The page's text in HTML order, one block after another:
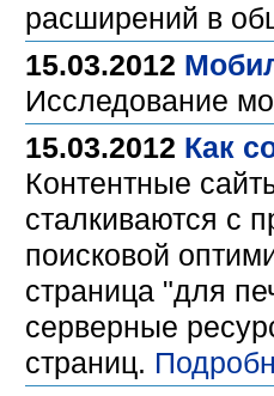
расширений в
15.03.2012
Исследование
15.03.2012 Как
Контентные
сталкиваются с
поисковой
страница "для
серверные
страниц.